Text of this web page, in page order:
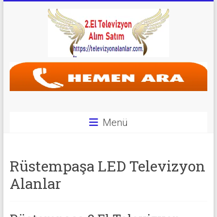
Televizyon
Alanlar
Alanlar
|
Menü
Rüstempaşa LED Televizyon
Alanlar